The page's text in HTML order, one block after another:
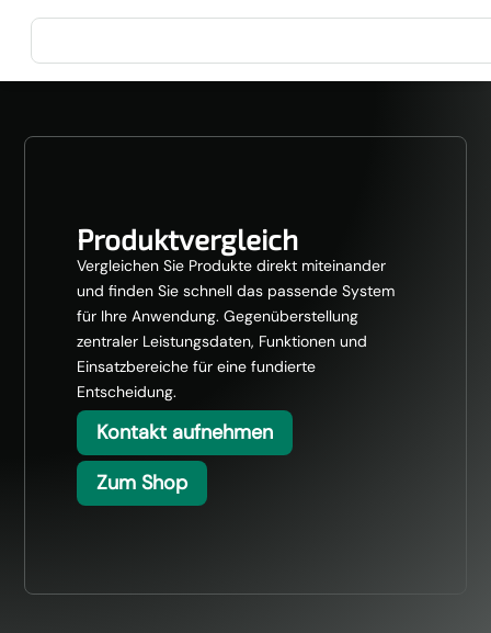
Produktvergleich
Vergleichen Sie Produkte direkt miteinander
und finden Sie schnell das passende System
für Ihre Anwendung. Gegenüberstellung
zentraler Leistungsdaten, Funktionen und
Einsatzbereiche für eine fundierte
Entscheidung.
Kontakt aufnehmen
Zum Shop